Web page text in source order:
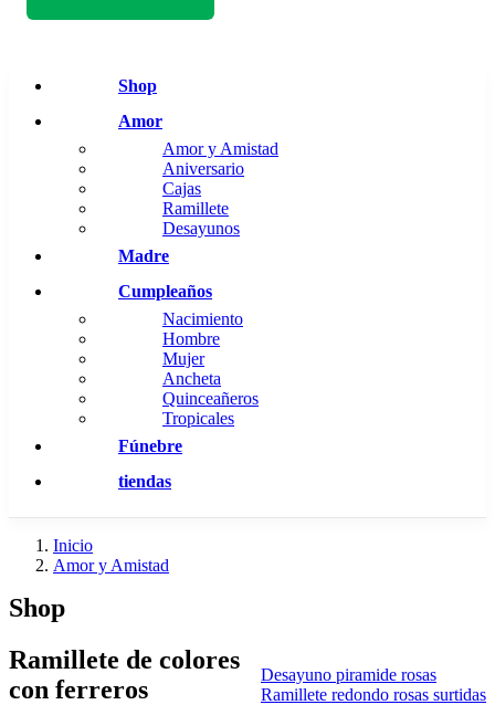
Shop
Amor
Amor y Amistad
Aniversario
Cajas
Ramillete
Desayunos
Madre
Cumpleaños
Nacimiento
Hombre
Mujer
Ancheta
Quinceañeros
Tropicales
Fúnebre
tiendas
Inicio
Amor y Amistad
Shop
Desayuno piramide rosas
Ramillete redondo rosas surtidas
Ramillete de colores
con ferreros